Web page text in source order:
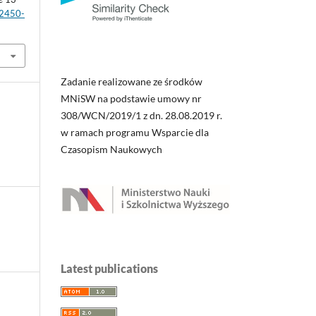
Zadanie realizowane ze środków
MNiSW na podstawie umowy nr
308/WCN/2019/1 z dn. 28.08.2019 r.
w ramach programu Wsparcie dla
Czasopism Naukowych
Latest publications